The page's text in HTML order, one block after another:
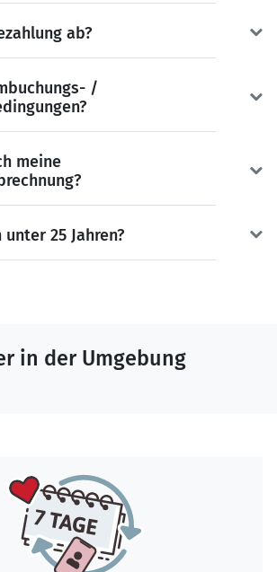
ab?
/
meine
25 Jahren?
in der Umgebung